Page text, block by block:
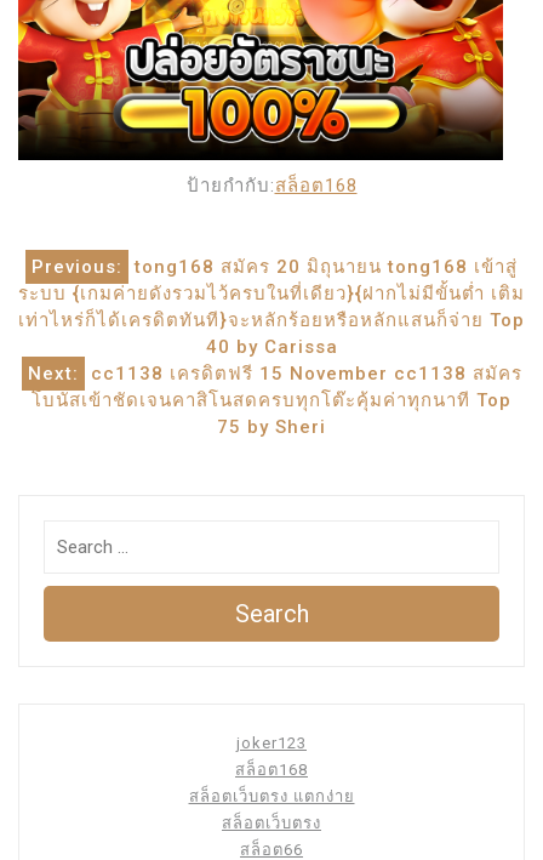
ป้ายกำกับ:สล็อต168
แนะแนว
เรื่อง
Previous:
tong168 สมัคร 20 มิถุนายน tong168 เข้าสู่
ระบบ {เกมค่ายดังรวมไว้ครบในที่เดียว}{ฝากไม่มีขั้นต่ำ เติม
เท่าไหร่ก็ได้เครดิตทันที}จะหลักร้อยหรือหลักแสนก็จ่าย Top
40 by Carissa
Next:
cc1138 เครดิตฟรี 15 November cc1138 สมัคร
โบนัสเข้าชัดเจนคาสิโนสดครบทุกโต๊ะคุ้มค่าทุกนาที Top
75 by Sheri
Search
joker123
สล็อต168
สล็อตเว็บตรง แตกง่าย
สล็อตเว็บตรง
สล็อต66